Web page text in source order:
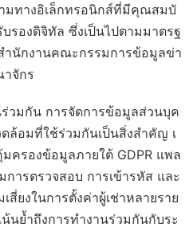
มทางอิเล็กทรอนิกส์ที่มีคุณสมบั
รองดิจิทัล ซึ่งเป็นไปตามมาตรฐ
ำนักงานคณะกรรมการข้อมูลข่า
จักร
วมกัน การจัดการข้อมูลส่วนบุค
ล้อมที่ใช้ร่วมกันเป็นสิ่งสำคัญ เ
ครองข้อมูลภายใต้ GDPR แพล
ารตรวจสอบ การเข้ารหัส และ
สี่ยงในการตั้งค่าผู้เช่าหลายราย
นย้ำถึงการทำงานร่วมกันกับระ